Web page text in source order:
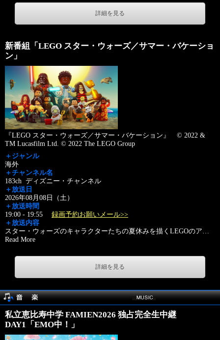
詳細を見る
新番組「LEGO スター・ウォーズ／サマー・バケーショ
ン」
『LEGO スター・ウォーズ／サマー・バケーション』 © 2022 &
TM Lucasfilm Ltd. © 2022 The LEGO Group
＋ジャンル
海外
＋チャンネル名
183ch ディズニー・チャンネル
＋放送日
2026年08月08日（土）
＋放送時間
19:00 - 19:55 録画予約お願いメール>>
＋放送内容
スター・ウォーズのキャラクターたちの夏休みを描くLEGOのア…
Read More
詳細を見る
私立恵比寿中学 FAMIEN2026 独占完全生中継
DAY1「EMO中！」